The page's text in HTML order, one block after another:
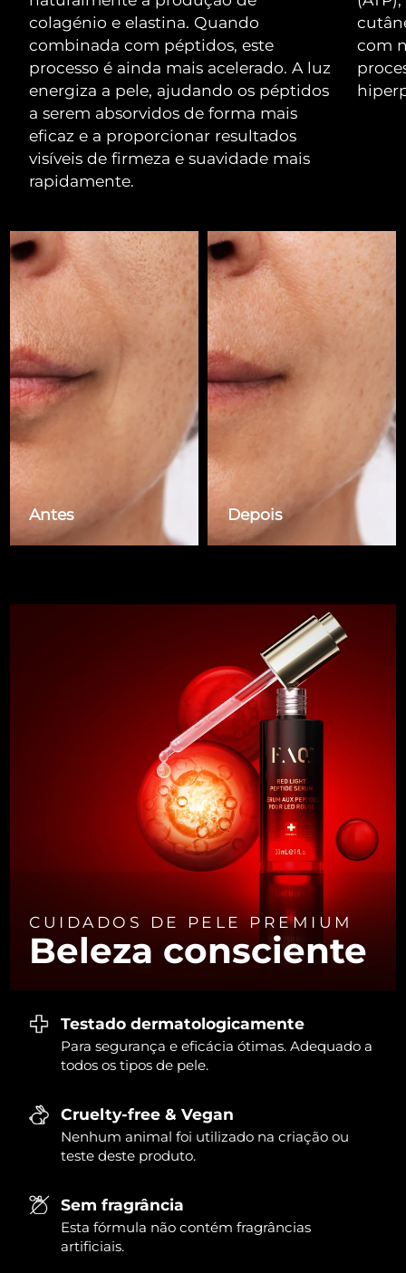
colagénio e elastina. Quando
combinada com péptidos, este
processo é ainda mais acelerado. A luz
energiza a pele, ajudando os péptidos
a serem absorvidos de forma mais
eficaz e a proporcionar resultados
visíveis de firmeza e suavidade mais
rapidamente.
com
Antes Depois
CUIDADOS DE PELE PREMIUM
Beleza consciente
Testado dermatologicamente
Para segurança e eficácia ótimas. Adequado a
todos os tipos de pele.
Cruelty-free & Vegan
Nenhum animal foi utilizado na criação ou
teste deste produto.
Sem fragrância
Esta fórmula não contém fragrâncias
artificiais.
Omã Entrega prevista 8/15/26
Filipinas Entrega prevista
Polônia Entrega prevista 8/13/26
Portugal Entrega prevista
Porto Rico
Catar
Reunião Entrega prevista8/17/26
Romênia Entrega prevista 8/12/26
Rússia Entrega prevista
Arábia Saudita Entrega prevista
Singapura 8/14/26
8/12/26
Eslovênia Entrega prevista 8/12/26
Coreia do Sul Entrega prevista
Entrega prevista8/12/26
Entrega prevista
Entrega prevista
Entrega prevista
Entrega prevista 8/16/26
Entrega prevista 8/13/26
Unidos
Entrega prevista 8/13/26
Reino Unido Entrega prevista 8/12/26
Estados Unidos
Uzbequistão Entrega prevista8/17/26